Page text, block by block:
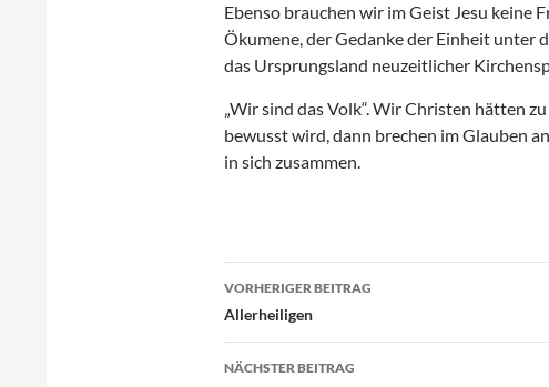
Ebenso brauchen wir im Geist Jesu keine
Ökumene, der Gedanke der Einheit unter
das Ursprungsland neuzeitlicher
„Wir sind das Volk“. Wir Christen hätten
bewusst wird, dann brechen im Glauben
in sich zusammen.
Beitragsnavigation
VORHERIGER BEITRAG
Allerheiligen
NÄCHSTER BEITRAG